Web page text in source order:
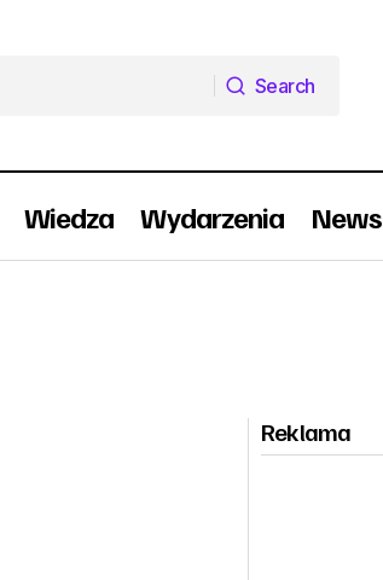
Search
Wiedza Wydarzenia News
Reklama